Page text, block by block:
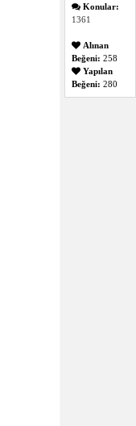
Konular:
1361
Alınan
Beğeni: 258
Yapılan
Beğeni: 280